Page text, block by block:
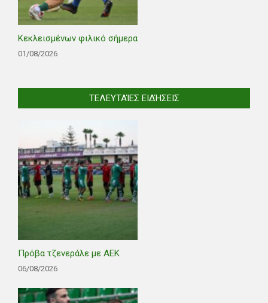
Κεκλεισμένων φιλικό σήμερα
01/08/2026
ΤΕΛΕΥΤΑΊΕΣ ΕΙΔΉΣΕΙΣ
Πρόβα τζενεράλε με ΑΕΚ
06/08/2026